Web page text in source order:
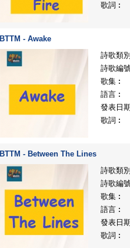
歌詞︰
BTTM - Awake
詩歌類
詩歌編
歌集︰
語言︰
發表日
歌詞︰
BTTM - Between The Lines
詩歌類
詩歌編
歌集︰
語言︰
發表日
歌詞︰